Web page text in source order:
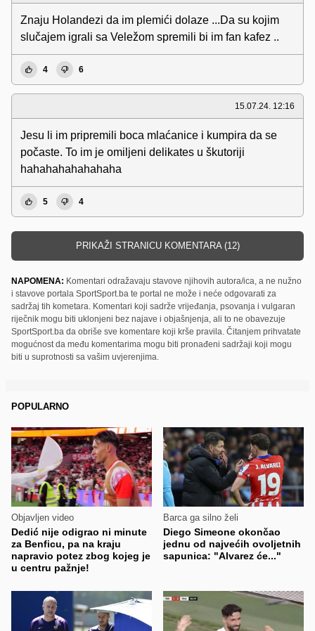
Znaju Holandezi da im plemići dolaze ...Da su kojim
slučajem igrali sa Veležom spremili bi im fan kafez ..
4 6
15.07.24. 12:16
Jesu li im pripremili boca mlaćanice i kumpira da se
počaste. To im je omiljeni delikates u škutoriji
hahahahahahahaha
5 4
PRIKAŽI STRANICU KOMENTARA (12)
NAPOMENA: Komentari odražavaju stavove njihovih autora/ica, a ne nužno
i stavove portala SportSport.ba te portal ne može i neće odgovarati za
sadržaj tih kometara. Komentari koji sadrže vrijeđanja, psovanja i vulgaran
riječnik mogu biti uklonjeni bez najave i objašnjenja, ali to ne obavezuje
SportSport.ba da obriše sve komentare koji krše pravila. Čitanjem prihvatate
mogućnost da među komentarima mogu biti pronađeni sadržaji koji mogu
biti u suprotnosti sa vašim uvjerenjima.
POPULARNO
Objavljen video
Dedić nije odigrao ni minute
za Benficu, pa na kraju
napravio potez zbog kojeg je
u centru pažnje!
Barca ga silno želi
Diego Simeone okončao
jednu od najvećih ovoljetnih
sapunica: "Alvarez će..."